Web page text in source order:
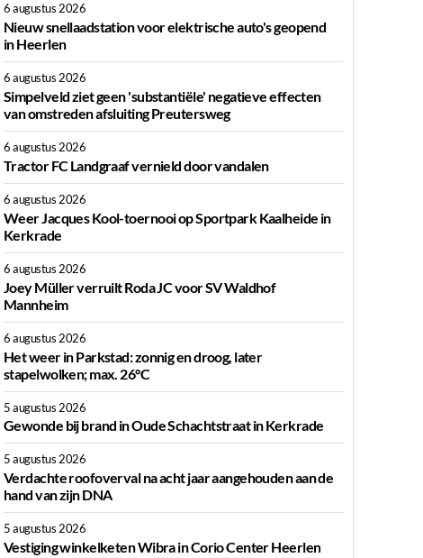
6 augustus 2026
Nieuw snellaadstation voor elektrische auto's geopend
in Heerlen
6 augustus 2026
Simpelveld ziet geen 'substantiële' negatieve effecten
van omstreden afsluiting Preutersweg
6 augustus 2026
Tractor FC Landgraaf vernield door vandalen
6 augustus 2026
Weer Jacques Kool-toernooi op Sportpark Kaalheide in
Kerkrade
6 augustus 2026
Joey Müller verruilt Roda JC voor SV Waldhof
Mannheim
6 augustus 2026
Het weer in Parkstad: zonnig en droog, later
stapelwolken; max. 26°C
5 augustus 2026
Gewonde bij brand in Oude Schachtstraat in Kerkrade
5 augustus 2026
Verdachte roofoverval na acht jaar aangehouden aan de
hand van zijn DNA
5 augustus 2026
Vestiging winkelketen Wibra in Corio Center Heerlen